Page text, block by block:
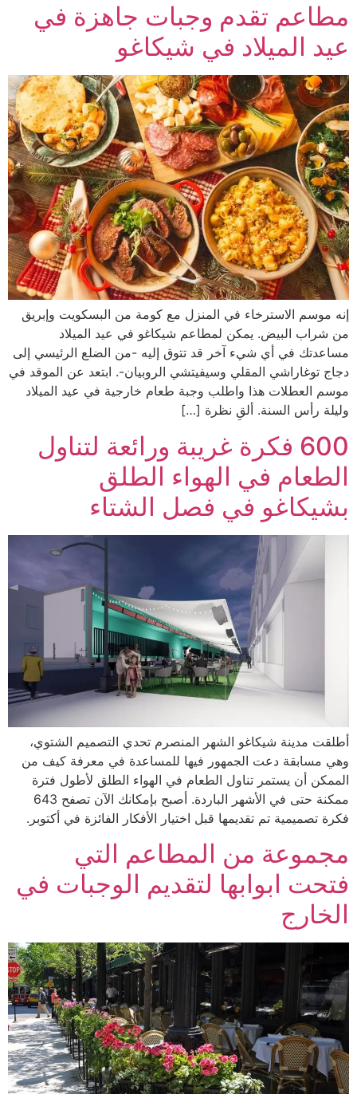
مطاعم تقدم وجبات جاهزة في
عيد الميلاد في شيكاغو
إنه موسم الاسترخاء في المنزل مع كومة من البسكويت وإبريق
من شراب البيض. يمكن لمطاعم شيكاغو في عيد الميلاد
مساعدتك في أي شيء آخر قد تتوق إليه -من الضلع الرئيسي إلى
دجاج توغاراشي المقلي وسيفيتشي الروبيان-. ابتعد عن الموقد في
موسم العطلات هذا واطلب وجبة طعام خارجية في عيد الميلاد
وليلة رأس السنة. ألقِ نظرة […]
600 فكرة غريبة ورائعة لتناول
الطعام في الهواء الطلق
بشيكاغو في فصل الشتاء
أطلقت مدينة شيكاغو الشهر المنصرم تحدي التصميم الشتوي،
وهي مسابقة دعت الجمهور فيها للمساعدة في معرفة كيف من
الممكن أن يستمر تناول الطعام في الهواء الطلق لأطول فترة
ممكنة حتى في الأشهر الباردة. أصبح بإمكانك الآن تصفح 643
فكرة تصميمية تم تقديمها قبل اختيار الأفكار الفائزة في أكتوبر.
مجموعة من المطاعم التي
فتحت ابوابها لتقديم الوجبات في
الخارج